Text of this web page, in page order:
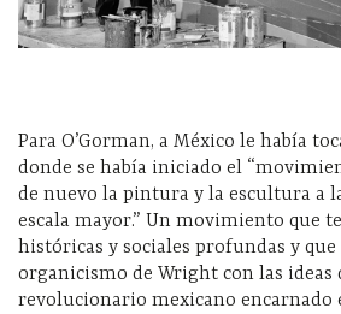
Para O’Gorman, a México le había
donde se había iniciado el
de nuevo la pintura y la escultura a
escala mayor.” Un movimiento que
históricas y sociales profundas y
organicismo de Wright con las
revolucionario mexicano encarnado